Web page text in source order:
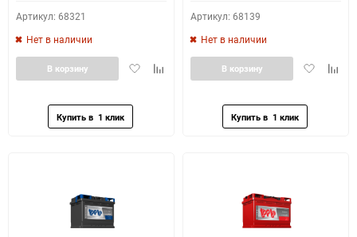
Артикул: 68321
Нет в наличии
ДобавитьДобавить
В корзину
Артикул: 68139
Нет в наличии
Добавить
В корзину